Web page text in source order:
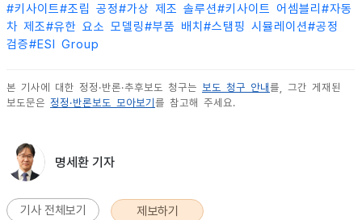
#키사이트#조립 공정#가상 제조 솔루션#키사이트 어셈블리 #자동
차 제조#유한 요소 모델링#부품 배치 #스탬핑 시뮬레이션#공정
검증#ESI Group
본 기사에 대한 정정·반론·추후보도 청구는 보도 청구 안내 를, 그간 게재된
보도문은 정정·반론보도 모아보기 를 참고해 주세요.
명세환 기자
기사 전체보기 제보하기